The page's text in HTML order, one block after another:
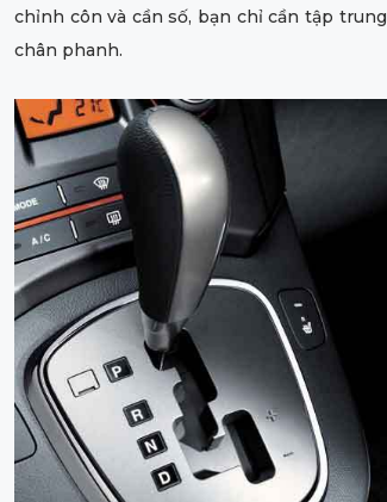
chỉnh côn và cần số, bạn chỉ cần tập
chân phanh.